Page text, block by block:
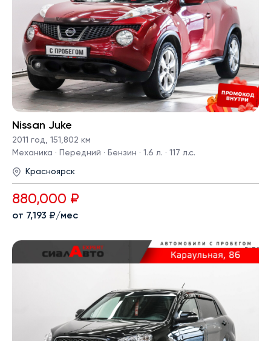
Nissan Juke
2011 год, 151,802 км
Механика · Передний · Бензин · 1.6 л. · 117 л.с.
Красноярск
880,000 ₽
от 7,193 ₽/мес